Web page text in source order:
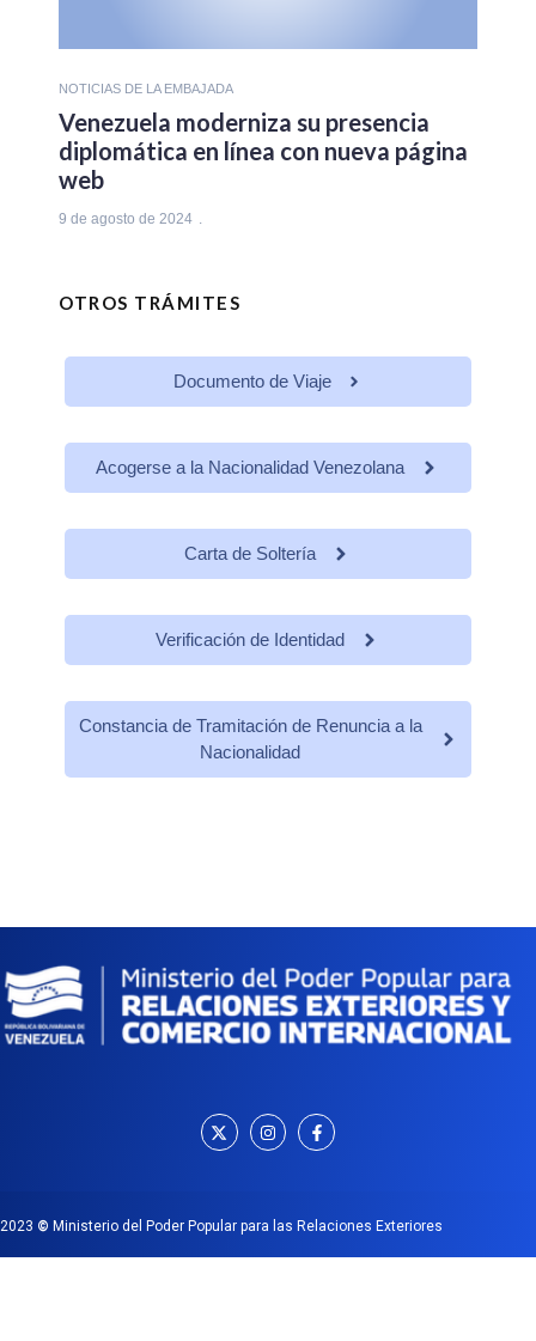
NOTICIAS DE LA EMBAJADA
Venezuela moderniza su presencia
diplomática en línea con nueva página
web
9 de agosto de 2024
OTROS TRÁMITES
Documento de Viaje
Acogerse a la Nacionalidad Venezolana
Carta de Soltería
Verificación de Identidad
Constancia de Tramitación de Renuncia a la
Nacionalidad
2023 © Ministerio del Poder Popular para las Relaciones Exteriores